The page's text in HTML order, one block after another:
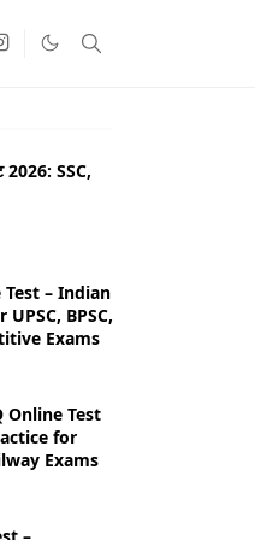
2026: SSC,
Test – Indian
BPSC,
Exams
Online Test
for
Exams